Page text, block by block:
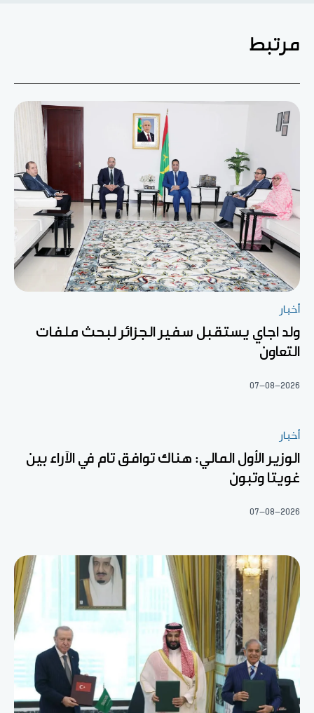
مرتبط
أخبار
ولد اجاي يستقبل سفير الجزائر لبحث ملفات
التعاون
07-08-2026
أخبار
الوزير الأول المالي: هناك توافق تام في الآراء بين
غويتا وتبون
07-08-2026